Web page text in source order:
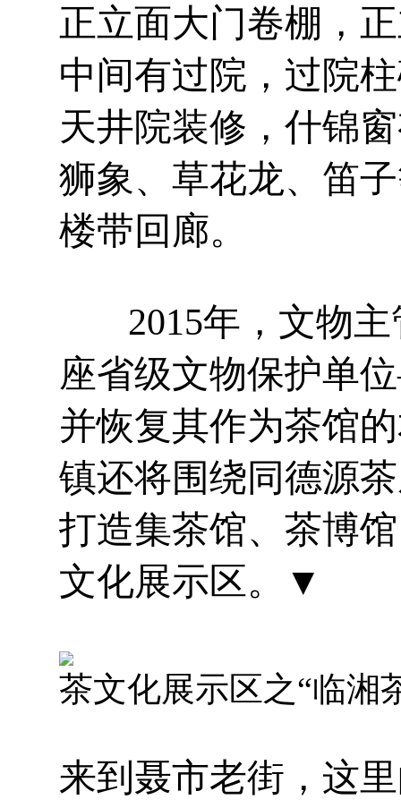
正立面大门卷棚，
中间有过院，过院
天井院装修，什锦
狮象、草花龙、笛
楼带回廊。
2015年，文物主
座省级文物保护单
并恢复其作为茶馆
镇还将围绕同德源
打造集茶馆、茶博
文化展示区。▼
茶文化展示区之“临湘
来到聂市老街，这